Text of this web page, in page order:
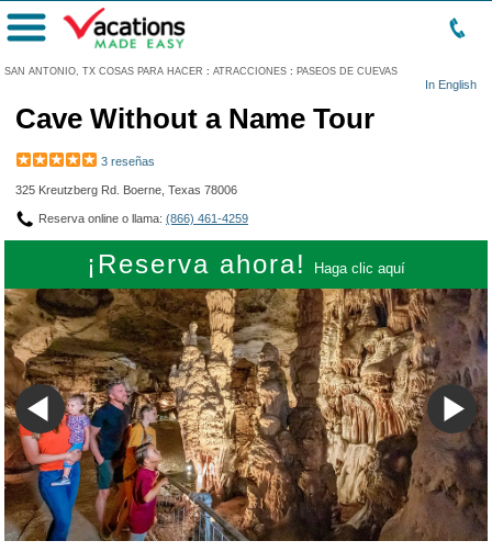
SAN ANTONIO, TX COSAS PARA HACER : ATRACCIONES : PASEOS DE CUEVAS
In English
Menú
Cave Without a Name Tour
3 reseñas
325 Kreutzberg Rd. Boerne, Texas 78006
Reserva online o llama: (866) 461-4259
¡Reserva ahora! Haga clic aquí